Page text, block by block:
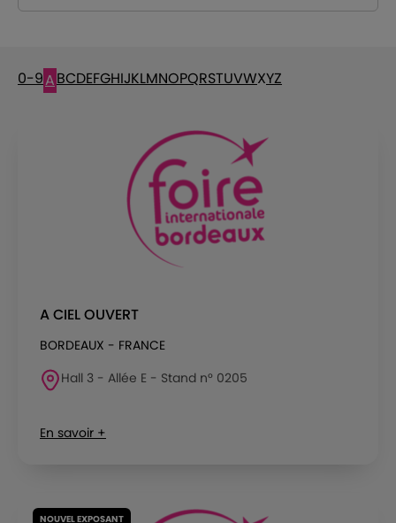
0-9ABCDEFGHIJKLMNOPQRSTUVWXYZ
A CIEL OUVERT
BORDEAUX - FRANCE
Hall 3 - Allée E - Stand n° 0205
En savoir +
NOUVEL EXPOSANT